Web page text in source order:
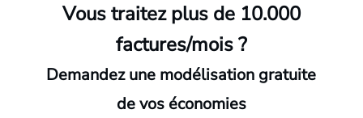
Vous traitez plus de 10.000
factures/mois ?
Demandez une modélisation gratuite
de vos économies